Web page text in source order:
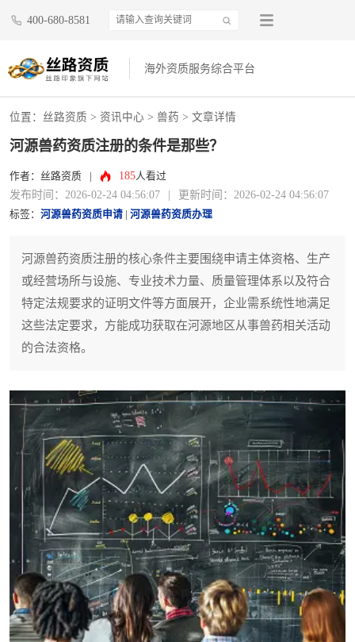
400-680-8581
海外资质服务综合平台
位置： 丝路资质 > 资讯中心 > 兽药 > 文章详情
河源兽药资质注册的条件是那些？
作者：丝路资质 185人看过
发布时间：2026-02-24 04:56:07 更新时间：2026-02-24 04:56:07
标签： 河源兽药资质申请 河源兽药资质办理
河源兽药资质注册的核心条件主要围绕申请主体资格、生产
或经营场所与设施、专业技术力量、质量管理体系以及符合
特定法规要求的证明文件等方面展开，企业需系统性地满足
这些法定要求，方能成功获取在河源地区从事兽药相关活动
的合法资格。